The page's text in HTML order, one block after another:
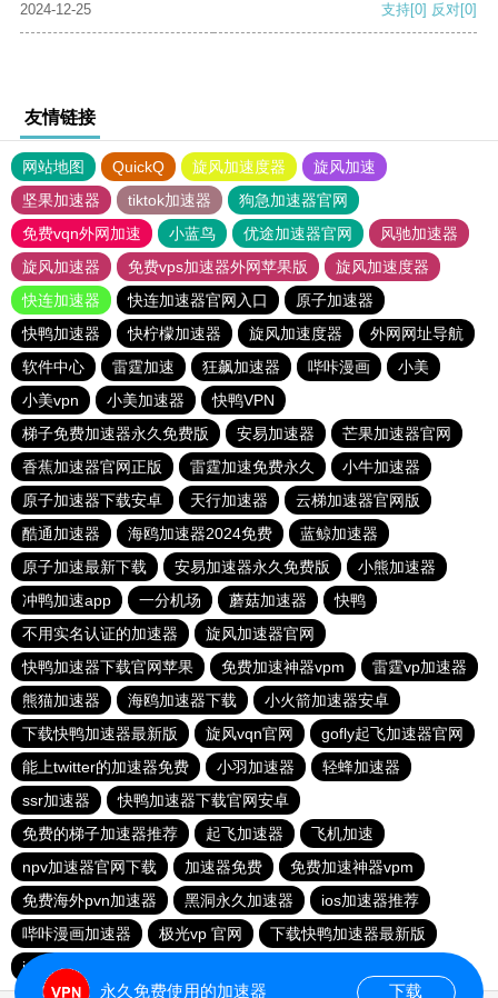
2024-12-25
支持[0] 反对[0]
友情链接
网站地图 QuickQ 旋风加速度器
旋风加速
坚果加速器
tiktok加速器
狗急加速器官网
免费vqn外网加速
小蓝鸟 优途加速器官网
风驰加速器
旋风加速器
免费vps加速器外网苹果版
旋风加速度器
快连加速器
快连加速器官网入口
原子加速器
快鸭加速器
快柠檬加速器 旋风加速度器
外网网址导航
软件中心
雷霆加速 狂飙加速器 哔咔漫画
小美
小美vpn
小美加速器
快鸭VPN
梯子免费加速器永久免费版
安易加速器
芒果加速器官网
香蕉加速器官网正版
雷霆加速免费永久
小牛加速器
原子加速器下载安卓
天行加速器
云梯加速器官网版
酷通加速器
海鸥加速器2024免费
蓝鲸加速器
原子加速最新下载
安易加速器永久免费版
小熊加速器
冲鸭加速app
一分机场 蘑菇加速器
快鸭
不用实名认证的加速器
旋风加速器官网
快鸭加速器下载官网苹果
免费加速神器vpm
雷霆vp加速器
熊猫加速器
海鸥加速器下载
小火箭加速器安卓
下载快鸭加速器最新版
旋风vqn官网
gofly起飞加速器官网
能上twitter的加速器免费
小羽加速器
轻蜂加速器
ssr加速器
快鸭加速器下载官网安卓
免费的梯子加速器推荐
起飞加速器
飞机加速
npv加速器官网下载
加速器免费
免费加速神器vpm
免费海外pvn加速器
黑洞永久加速器
ios加速器推荐
哔咔漫画加速器
极光vp 官网
下载快鸭加速器最新版
iphone加速器哪个好
永久免费使用的加速器 下载